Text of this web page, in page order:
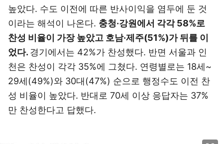
높았다. 수도 이전에 따른 반사이익을 염두에 둔 것
이라는 해석이 나온다. 충청·강원에서 각각 58%로
찬성 비율이 가장 높았고 호남·제주(51%)가 뒤를 이
었다. 경기에서는 42%가 찬성했다. 반면 서울과 인
천은 찬성이 각각 35%에 그쳤다. 연령별로는 18세~
29세(49%)와 30대(47%) 순으로 행정수도 이전 찬
성 비율이 높았다. 반대로 70세 이상 응답자는 37%
만 찬성한다고 답했다.